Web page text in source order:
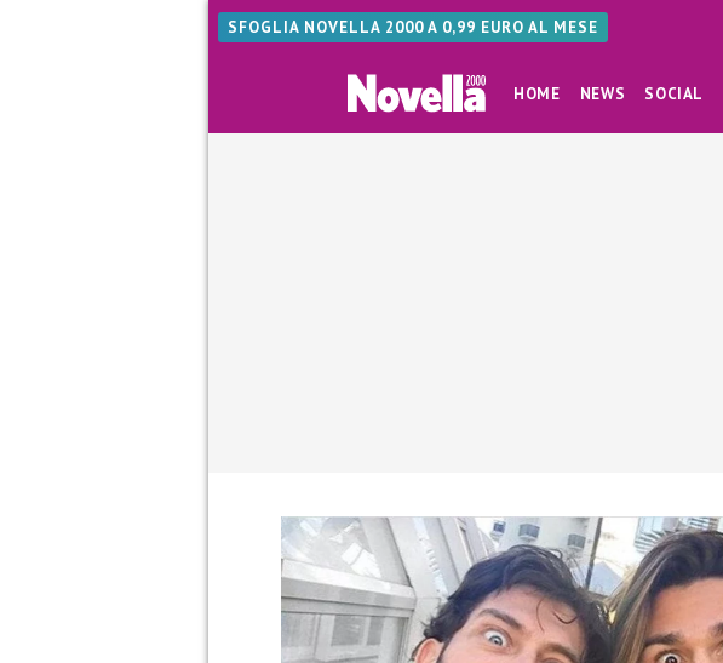
SFOGLIA NOVELLA 2000 A 0,99 EURO AL MESE
HOME NEWS SOCIAL